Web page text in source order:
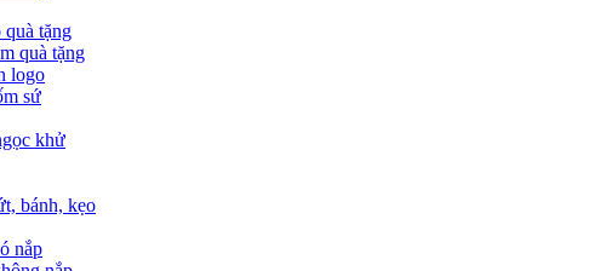
tặng
quà tặng
logo
sứ
khử
bánh, kẹo
nắp